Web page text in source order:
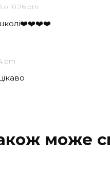
о 10:26 pm
школі❤️❤️❤️❤️
pm
може